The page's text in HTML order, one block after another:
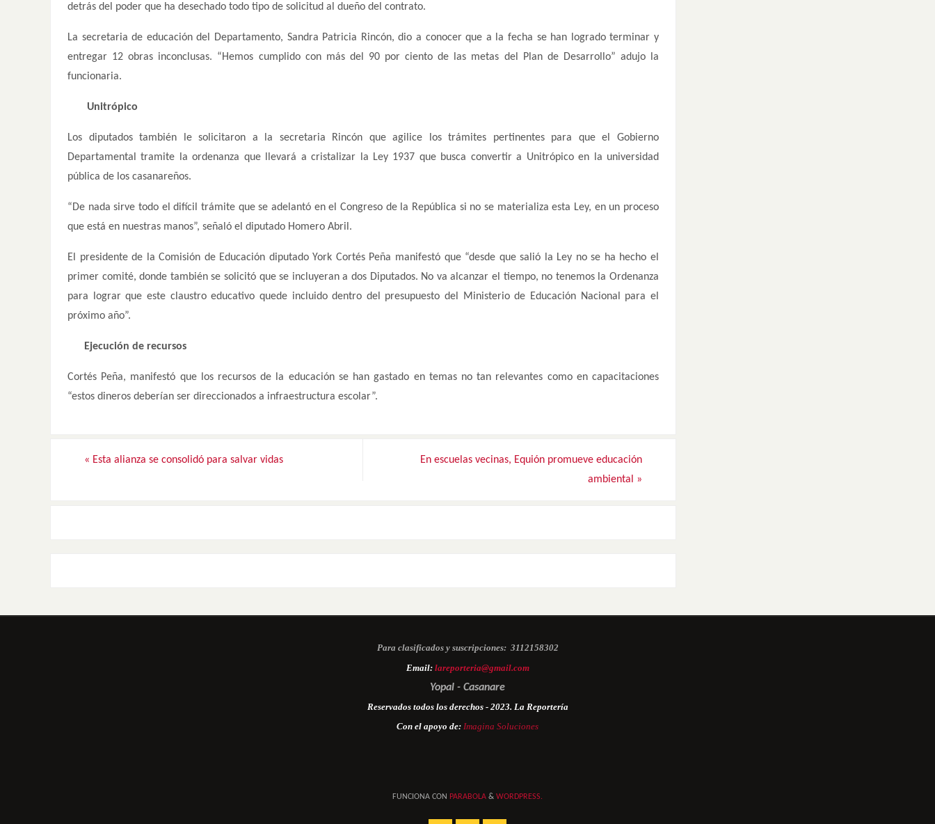
detrás del poder que ha desechado todo tipo de solicitud al dueño del contrato.
La secretaria de educación del Departamento, Sandra Patricia Rincón, dio a conocer que a la fecha se han logrado terminar y
entregar 12 obras inconclusas. “Hemos cumplido con más del 90 por ciento de las metas del Plan de Desarrollo” adujo la
funcionaria.
Unitrópico
Los diputados también le solicitaron a la secretaria Rincón que agilice los trámites pertinentes para que el Gobierno
Departamental tramite la ordenanza que llevará a cristalizar la Ley 1937 que busca convertir a Unitrópico en la universidad
pública de los casanareños.
“De nada sirve todo el difícil trámite que se adelantó en el Congreso de la República si no se materializa esta Ley, en un proceso
que está en nuestras manos”, señaló el diputado Homero Abril.
El presidente de la Comisión de Educación diputado York Cortés Peña manifestó que “desde que salió la Ley no se ha hecho el
primer comité, donde también se solicitó que se incluyeran a dos Diputados. No va alcanzar el tiempo, no tenemos la Ordenanza
para lograr que este claustro educativo quede incluido dentro del presupuesto del Ministerio de Educación Nacional para el
próximo año”.
Ejecución de recursos
Cortés Peña, manifestó que los recursos de la educación se han gastado en temas no tan relevantes como en capacitaciones
“estos dineros deberían ser direccionados a infraestructura escolar”.
« Esta alianza se consolidó para salvar vidas
En escuelas vecinas, Equión promueve educación
ambiental
»
Para clasificados y suscripciones: 3112158302
Email: lareporteria@gmail.com
Yopal - Casanare
Reservados todos los derechos - 2023. La Reportería
Con el apoyo de: Imagina Soluciones
FUNCIONA CON PARABOLA & WORDPRESS.